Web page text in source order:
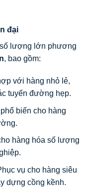
đại
lượng lớn phương
, bao gồm:
với hàng nhỏ lẻ,
tuyến đường hẹp.
biến cho hàng
hàng hóa số lượng
vụ cho hàng siêu
dựng cồng kềnh.